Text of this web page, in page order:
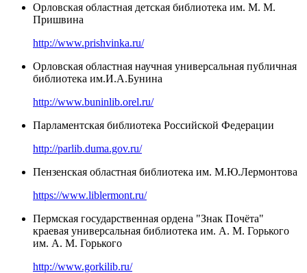
Орловская областная детская библиотека им. М. М.
Пришвина
http://www.prishvinka.ru/
Орловская областная научная универсальная публичная
библиотека им.И.А.Бунина
http://www.buninlib.orel.ru/
Парламентская библиотека Российской Федерации
http://parlib.duma.gov.ru/
Пензенская областная библиотека им. М.Ю.Лермонтова
https://www.liblermont.ru/
Пермская государственная ордена "Знак Почёта"
краевая универсальная библиотека им. А. М. Горького
им. А. М. Горького
http://www.gorkilib.ru/